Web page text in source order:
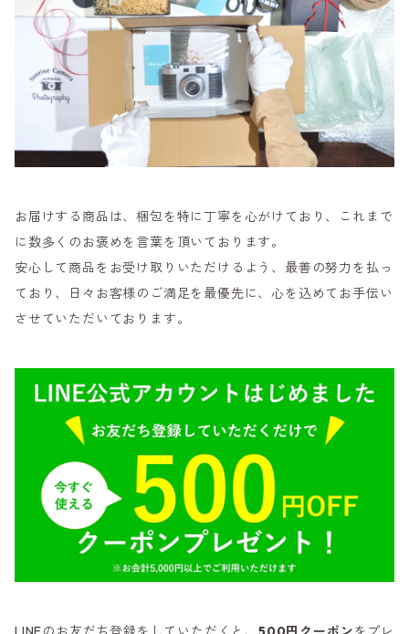
お届けする商品は、梱包を特に丁寧を心がけており、これまで
に数多くのお褒めを言葉を頂いております。
安心して商品をお受け取りいただけるよう、最善の努力を払っ
ており、日々お客様のご満足を最優先に、心を込めてお手伝い
させていただいております。